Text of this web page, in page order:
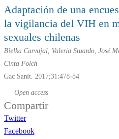
Adaptación de una
la vigilancia del VIH en
sexuales chilenas
Bielka Carvajal, Valeria Stuardo, José
Cinta Folch
Gac Sanit. 2017;31:478-84
Open access
Compartir
Twitter
Facebook